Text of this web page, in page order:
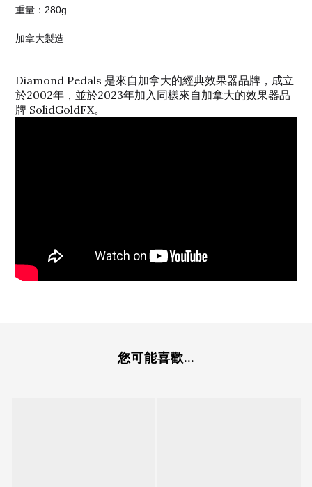
重量：280g
加拿大製造
Diamond Pedals 是來自加拿大的經典效果器品牌，成立
於2002年，並於2023年加入同樣來自加拿大的效果器品
牌 SolidGoldFX。
您可能喜歡...